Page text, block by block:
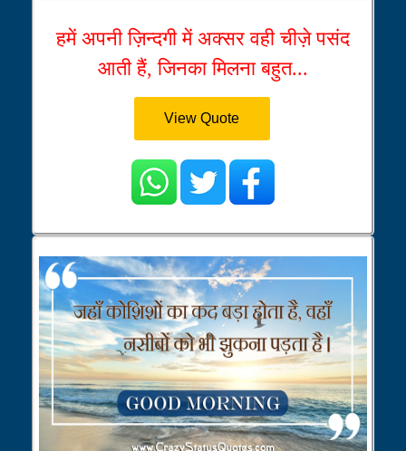
हमें अपनी ज़िन्दगी में अक्सर वही चीज़े पसंद
आती हैं, जिनका मिलना बहुत...
View Quote